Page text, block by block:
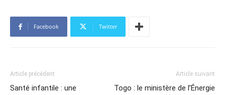
Facebook Twitter
Article précédent
Santé infantile : une
Article suivant
Togo : le ministère de l’Énergie